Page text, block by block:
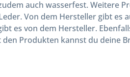
auch wasserfest. Weitere
Von dem Hersteller gibt es
es von dem Hersteller.
Produkten kannst du deine